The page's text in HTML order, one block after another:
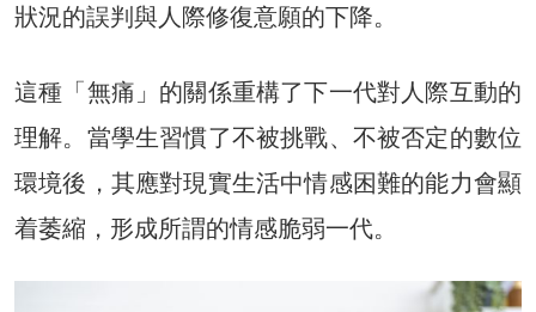
狀況的誤判與人際修復意願的下降。
這種「無痛」的關係重構了下一代對人際互動的
理解。當學生習慣了不被挑戰、不被否定的數位
環境後，其應對現實生活中情感困難的能力會顯
着萎縮，形成所謂的情感脆弱一代。